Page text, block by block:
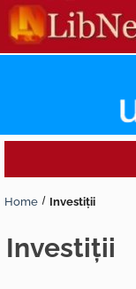
Home Investiţii
investiţii